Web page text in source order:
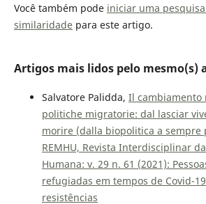
Você também pode iniciar uma
similaridadepara este artigo.
Artigos mais lidos pelo mesmo(s)
Salvatore Palidda, Il cambiamento
politiche migratorie: dal lasciar
morire (dalla biopolitica a sempre
REMHU, Revista Interdisciplinar
Humana: v. 29 n. 61 (2021):
refugiadas em tempos de Covid-
resistências